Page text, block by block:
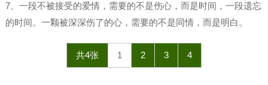
7、一段不被接受的爱情，需要的不是伤心，而是时间，一段遗忘
的时间。一颗被深深伤了的心，需要的不是同情，而是明白。
共4张 1 2 3 4